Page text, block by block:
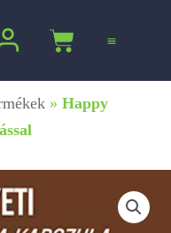
Kosár
» Happy